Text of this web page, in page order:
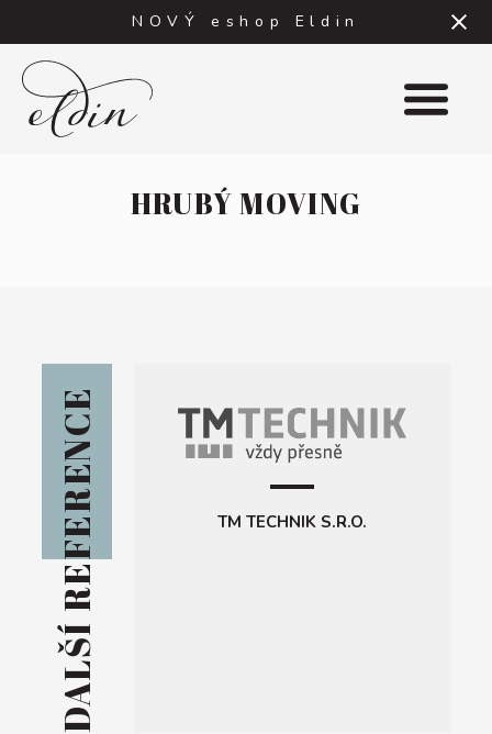
NOVÝ eshop Eldin
HRUBÝ MOVING
DALŠÍ REFERENCE TM TECHNIK S.R.O.
Heslo
PŘIHLÁSIT
Zapomněl/a
jsme heslo
DO OBCHODU